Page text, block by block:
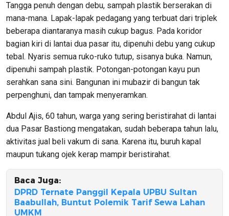
Tangga penuh dengan debu, sampah plastik berserakan di
mana-mana. Lapak-lapak pedagang yang terbuat dari triplek
beberapa diantaranya masih cukup bagus. Pada koridor
bagian kiri di lantai dua pasar itu, dipenuhi debu yang cukup
tebal. Nyaris semua ruko-ruko tutup, sisanya buka. Namun,
dipenuhi sampah plastik. Potongan-potongan kayu pun
serahkan sana sini. Bangunan ini mubazir di bangun tak
perpenghuni, dan tampak menyeramkan.
Abdul Ajis, 60 tahun, warga yang sering beristirahat di lantai
dua Pasar Bastiong mengatakan, sudah beberapa tahun lalu,
aktivitas jual beli vakum di sana. Karena itu, buruh kapal
maupun tukang ojek kerap mampir beristirahat.
Baca Juga:
DPRD Ternate Panggil Kepala UPBU Sultan
Baabullah, Buntut Polemik Tarif Sewa Lahan
UMKM